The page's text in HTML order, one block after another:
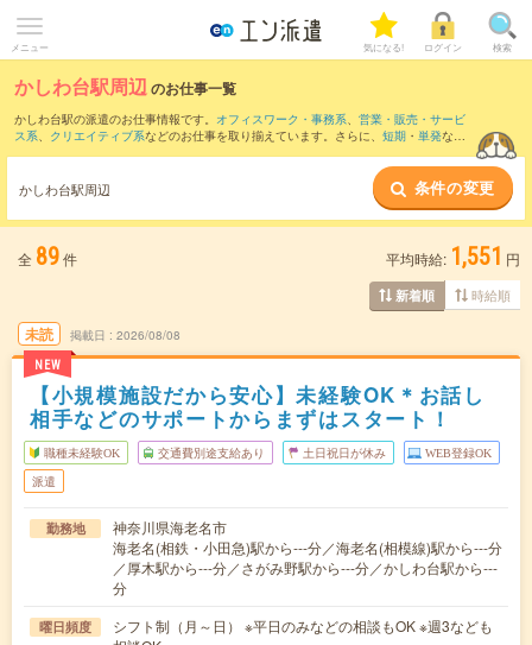
メニュー 気になる! ログイン 検索
かしわ台駅周辺のお仕事一覧
かしわ台駅の派遣のお仕事情報です。 オフィスワーク・事務系、 営業・販売・サービ
ス系、 クリエイティブ系などのお仕事を取り揃えています。さらに、 短期 ・ 単発など
また、本厚木駅・ 湘南台駅 など近隣駅
のお仕事もご確認いただけます。
かしわ台駅周辺 条件の変更
全 89件 平均時給: 1,551 円
新着順 時給順
未読
NEW
掲載日 2026/08/08
【小規模施設だから安心】未経験OK＊お話し
相手などのサポートからまずはスタート！
職種未経験OK 交通費別途支給あり 土日祝日が休み WEB登録OK
派遣
勤務地
神奈川県海老名市
海老名(相鉄・小田急)駅から---分／海老名(相模線)駅から---分
／厚木駅から---分／さがみ野駅から---分／かしわ台駅から---
分
曜日頻度
シフト制（月～日） ※平日のみなどの相談もOK ※週3なども